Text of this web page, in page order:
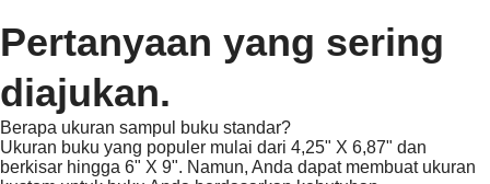
Pertanyaan yang sering
diajukan.
Berapa ukuran sampul buku standar?
Ukuran buku yang populer mulai dari 4,25" X 6,87" dan
berkisar hingga 6" X 9". Namun, Anda dapat membuat ukuran